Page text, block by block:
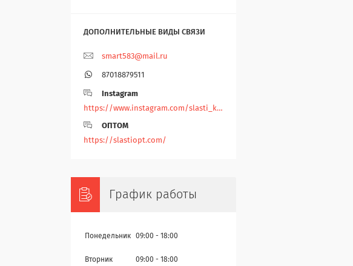
smart583@mail.ru
87018879511
Instagram
https://www.instagram.com/slasti_kz/
ОПТОМ
https://slastiopt.com/
График работы
Понедельник 09:00 18:00
Вторник 09:00 18:00